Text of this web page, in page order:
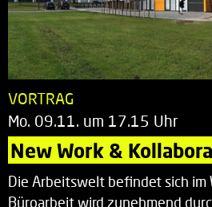
VORTRAG
Mo. 09.11. um 17.15 Uhr
New Work &
Die Arbeitswelt befindet sich im
Büroarbeit wird zunehmend